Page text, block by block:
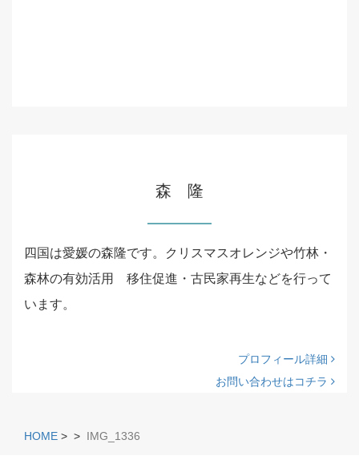
森 隆
四国は愛媛の森隆です。クリスマスオレンジや竹林・
森林の有効活用 移住促進・古民家再生などを行って
います。
プロフィール詳細
お問い合わせはコチラ
HOME > > IMG_1336